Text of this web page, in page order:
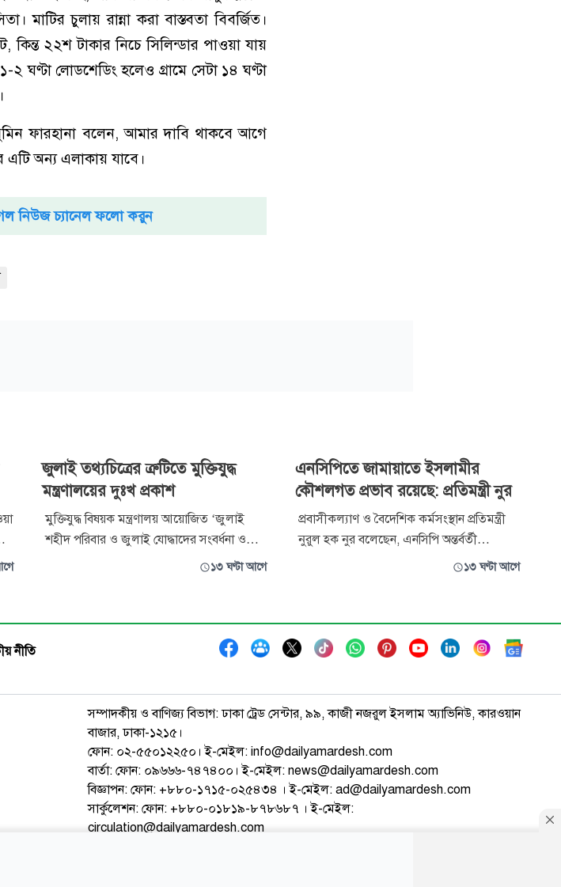
মাটির চুলায় রান্না করা বাস্তবতা বিবর্জিত।
২২শ টাকার নিচে সিলিন্ডার পাওয়া যায়
ঘণ্টা লোডশেডিং হলেও গ্রামে সেটা ১৪ ঘণ্টা
ফারহানা বলেন, আমার দাবি থাকবে আগে
এটি অন্য এলাকায় যাবে।
নিউজ চ্যানেল ফলো করুন
জুলাই তথ্যচিত্রের ত্রুটিতে মুক্তিযুদ্ধ
মন্ত্রণালয়ের দুঃখ প্রকাশ
মুক্তিযুদ্ধ বিষয়ক মন্ত্রণালয় আয়োজিত ‘জুলাই
শহীদ পরিবার ও জুলাই যোদ্ধাদের সংবর্ধনা ও
আলোচনা সভায় প্রদর্শিত জুলাই গণঅভ্যুত্থান
বিতর্কের প্রেক্ষাপটে আন্তরিক দুঃখ প্রকাশ করেছে
১৩ ঘণ্টা আগে
এনসিপিতে জামায়াতে ইসলামীর
কৌশলগত প্রভাব রয়েছে: প্রতিমন্ত্রী নুর
প্রবাসীকল্যাণ ও বৈদেশিক কর্মসংস্থান প্রতিমন্ত্রী
নুরুল হক নুর বলেছেন, এনসিপি অন্তর্বর্তী
সরকারের সহায়তা ছাড়া রাজনৈতিকভাবে দাঁড়াতে
অনুপ্রবেশের মাধ্যমে রাজনৈতিক ফায়দা নেওয়ার
চেষ্টা করছে জামায়াত। জাতীয় নাগ
১৩ ঘণ্টা আগে
নীতি
সম্পাদকীয় ও বাণিজ্য বিভাগ: ঢাকা ট্রেড সেন্টার, ৯৯, কাজী নজরুল ইসলাম অ্যাভিনিউ, কারওয়ান
বাজার, ঢাকা-১২১৫।
ফোন: ০২-৫৫০১২২৫০। ই-মেইল: info@dailyamardesh.com
বার্তা: ফোন: ০৯৬৬৬-৭৪৭৪০০। ই-মেইল: news@dailyamardesh.com
বিজ্ঞাপন: ফোন: +৮৮০-১৭১৫-০২৫৪৩৪ । ই-মেইল: ad@dailyamardesh.com
সার্কুলেশন: ফোন: +৮৮০-০১৮১৯-৮৭৮৬৮৭ । ই-মেইল:
circulation@dailyamardesh.com